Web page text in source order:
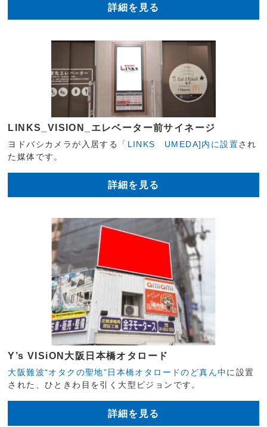
詳細を見る
LINKS_VISION_エレベーター前サイネージ
ヨドバシカメラが入居する 「LINKS UMEDA]内に設置され
た媒体です。
詳細を見る
Y’s VISiON大阪日本橋オタロード
大阪難波“オタクの聖地”日本橋オタロードのど真ん中に設置
された、ひときわ目を引く大型ビジョンです。
詳細を見る